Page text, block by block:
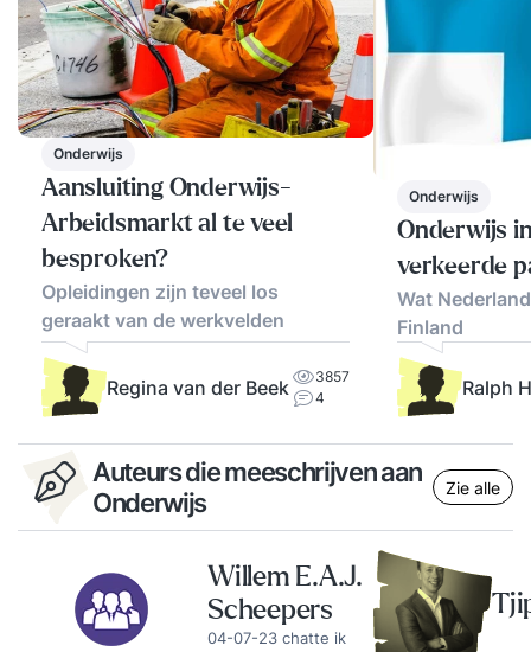
Onderwijs
Aansluiting Onderwijs-
Arbeidsmarkt al te veel
besproken?
Opleidingen zijn teveel los
geraakt van de werkvelden
Regina van der Beek
3857
4
Onderwijs
Onderwijs
verkeerde
Wat
Finland
Ralph
Auteurs die meeschrijven aan
Onderwijs
Zie alle
Willem E.A.J.
Scheepers
04-07-23 chatte ik